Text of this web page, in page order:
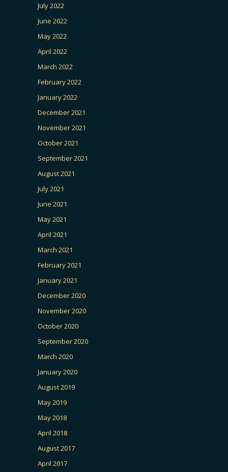
July 2022
June 2022
May 2022
April 2022
March 2022
February 2022
January 2022
December 2021
November 2021
October 2021
September 2021
August 2021
July 2021
June 2021
May 2021
April 2021
March 2021
February 2021
January 2021
December 2020
November 2020
October 2020
September 2020
March 2020
January 2020
August 2019
May 2019
May 2018
April 2018
August 2017
April 2017